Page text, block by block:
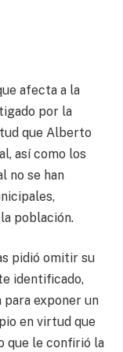
afecta a la
por la
que Alberto
así como los
no se han
población.
pidió omitir su
identificado,
exponer un
en virtud que
que le confirió la